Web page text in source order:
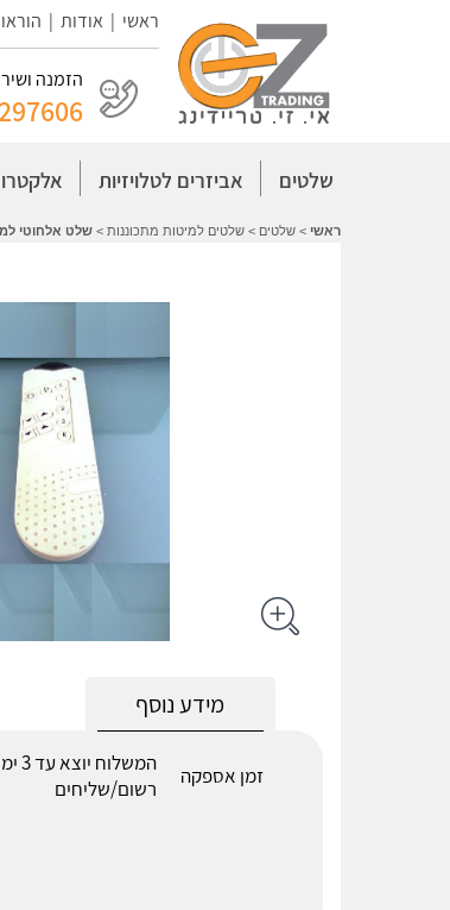
ראשי | אודות |
הזמנה
שלטים אביזרים לטלויזיות
ראשי > שלטים > שלטים למיטות מתכוננות > שלט אלחוטי
מידע נוסף
זמן אספקה
רשום/שליחים